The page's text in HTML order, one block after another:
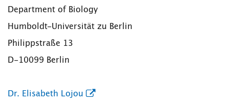
Department of Biology
Humboldt-Universität zu Berlin
Philippstraße 13
D-10099 Berlin
Dr. Elisabeth Lojou